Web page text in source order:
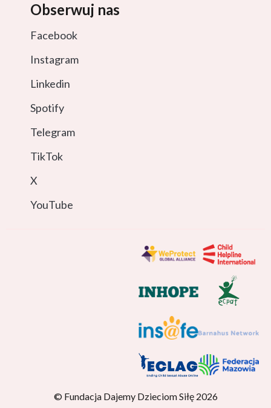
Obserwuj nas
Facebook
Instagram
Linkedin
Spotify
Telegram
TikTok
X
YouTube
© Fundacja Dajemy Dzieciom Siłę 2026